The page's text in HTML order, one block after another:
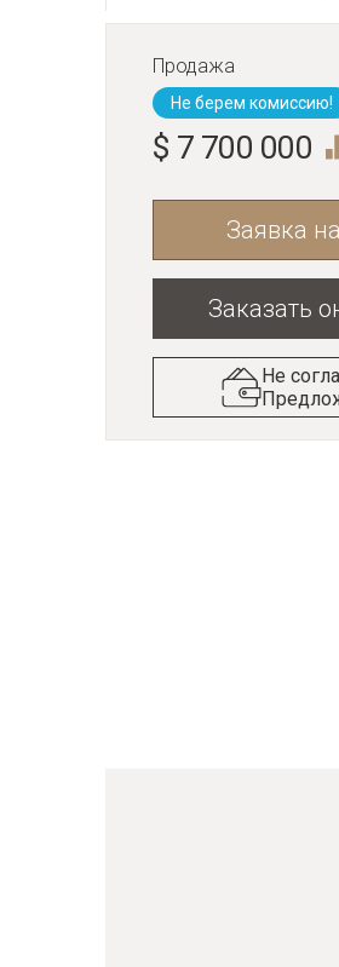
Продажа
Не берем комиссию!
$ 7 700 000
Заявка
Заказать
Не